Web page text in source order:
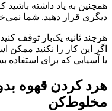
همچنین به یاد داشته
دیگری قرار دهید. شما
هرچند ثانیه یک‌بار توقف
اگر این کار را نکنید ممکن
یا آسیابی که برای استفاده
هرد کردن قهوه
مخلوط‌کن